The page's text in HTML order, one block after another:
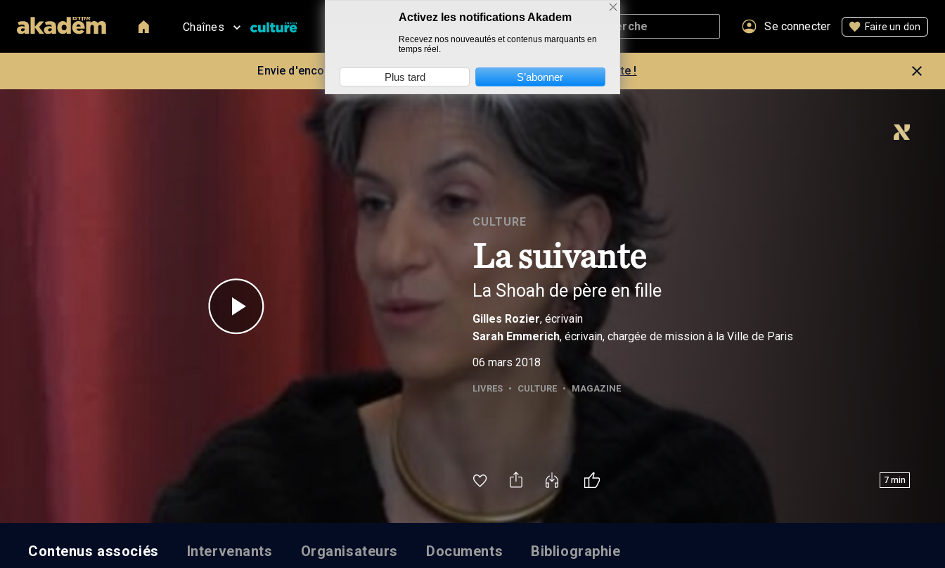
Chaînes Se connecter Faire un don
Envie d'encore plus d'AKADEM ? Découvrez les avantages d'un compte !
CULTURE
La suivante
La Shoah de père en fille
Gilles Rozier, écrivain
Sarah Emmerich, écrivain, chargée de mission à la Ville de Paris
06 mars 2018
LIVRES • CULTURE • MAGAZINE
7 min
Contenus associés Intervenants Organisateurs Documents Bibliographie
Activez les notifications Akadem
Recevez nos nouveautés et contenus marquants en
temps réel.
Plus tard S’abonner